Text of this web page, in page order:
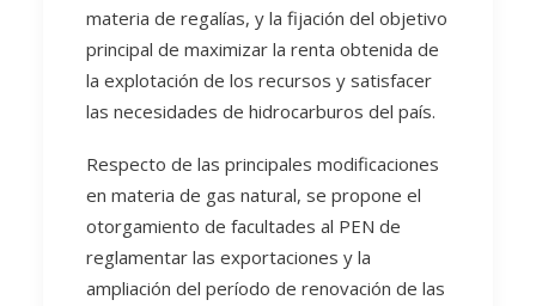
materia de regalías, y la fijación del objetivo
principal de maximizar la renta obtenida de
la explotación de los recursos y satisfacer
las necesidades de hidrocarburos del país.
Respecto de las principales modificaciones
en materia de gas natural, se propone el
otorgamiento de facultades al PEN de
reglamentar las exportaciones y la
ampliación del período de renovación de las